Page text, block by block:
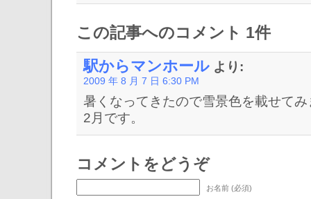
この記事へのコメント 1件
駅からマンホール より:
2009 年 8 月 7 日 6:30 PM
暑くなってきたので雪景色を載せて
2月です。
コメントをどうぞ
お名前 (必須)